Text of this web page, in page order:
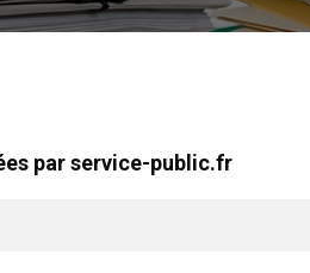
par service-public.fr